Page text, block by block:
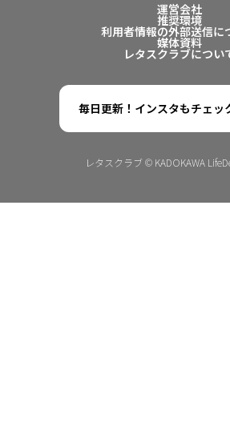
運営会社
推奨環境
利用者情報の外部送信に
媒体資料
レタスクラブについ
毎日更新！インスタもチェッ
レタスクラブ © KADOKAWA